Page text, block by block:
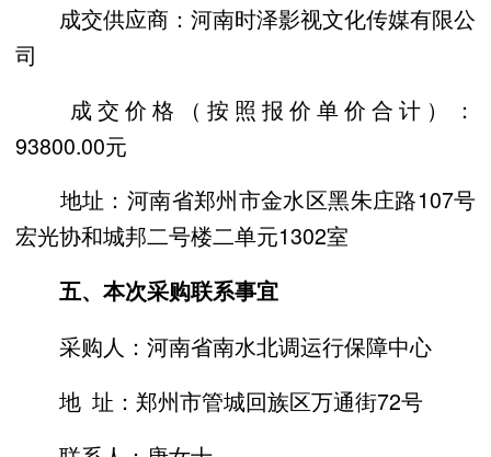
成交供应商：河南时泽影视文化传媒有限公
司
成交价格（按照报价单价合计）：
93800.00元
地址：河南省郑州市金水区黑朱庄路107号
宏光协和城邦二号楼二单元1302室
五、本次采购联系事宜
采购人：河南省南水北调运行保障中心
地 址：郑州市管城回族区万通街72号